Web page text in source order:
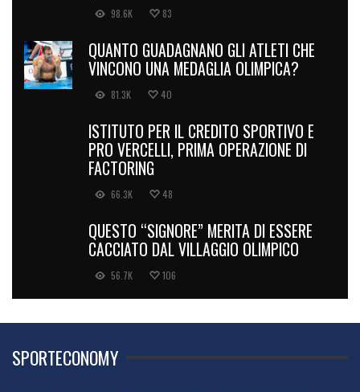
98.6K 83
QUANTO GUADAGNANO GLI ATLETI CHE
VINCONO UNA MEDAGLIA OLIMPICA?
81.3K 40
ISTITUTO PER IL CREDITO SPORTIVO E
PRO VERCELLI, PRIMA OPERAZIONE DI
FACTORING
66.3K 48
QUESTO “SIGNORE” MERITA DI ESSERE
CACCIATO DAL VILLAGGIO OLIMPICO
56.7K 106
SPORTECONOMY